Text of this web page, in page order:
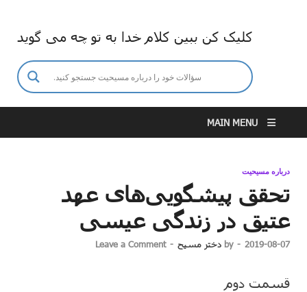
کلیک کن ببین کلام خدا به تو چه می گوید
MAIN MENU
درباره مسیحیت
تحقق پیشگویی‌های عهد
عتیق در زندگی عیسی
2019-08-07
-
by دختر مسیح -
Leave a Comment
قسمت دوم